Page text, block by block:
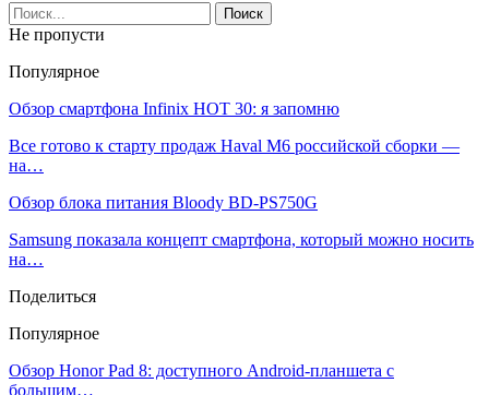
Не пропусти
Популярное
Обзор смартфона Infinix HOT 30: я запомню
Все готово к старту продаж Haval M6 российской сборки —
на…
Обзор блока питания Bloody BD-PS750G
Samsung показала концепт смартфона, который можно носить
на…
Поделиться
Популярное
Обзор Honor Pad 8: доступного Android-планшета с
большим…